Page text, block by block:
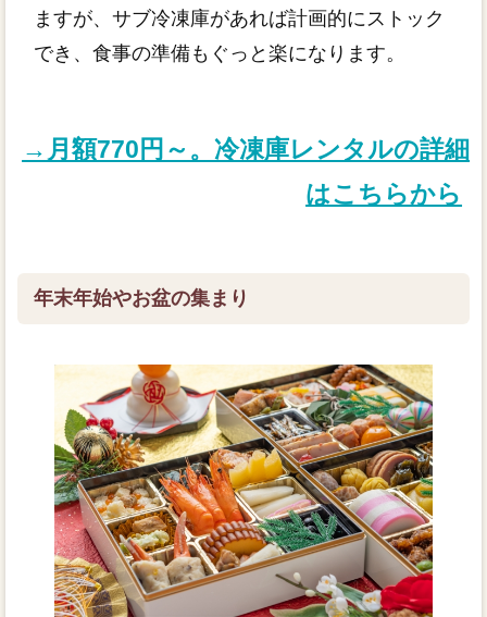
ますが、サブ冷凍庫があれば計画的にストック
でき、食事の準備もぐっと楽になります。
→月額770円～。冷凍庫レンタルの詳細
はこちらから
年末年始やお盆の集まり